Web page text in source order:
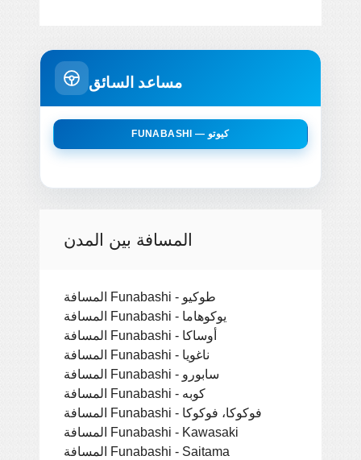
مساعد السائق
FUNABASHI — كيوتو
المسافة بين المدن
المسافة Funabashi - طوكيو
المسافة Funabashi - يوكوهاما
المسافة Funabashi - أوساكا
المسافة Funabashi - ناغويا
المسافة Funabashi - سابورو
المسافة Funabashi - كوبه
المسافة Funabashi - فوكوكا، فوكوكا
المسافة Funabashi - Kawasaki
المسافة Funabashi - Saitama